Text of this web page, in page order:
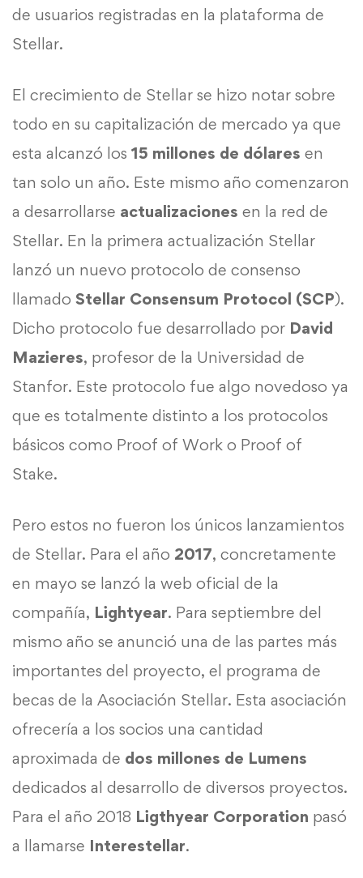
de usuarios registradas en la plataforma de
Stellar.
El crecimiento de Stellar se hizo notar sobre
todo en su capitalización de mercado ya que
esta alcanzó los 15 millones de dólares en
tan solo un año. Este mismo año comenzaron
a desarrollarse actualizaciones en la red de
Stellar. En la primera actualización Stellar
lanzó un nuevo protocolo de consenso
llamado Stellar Consensum Protocol (SCP).
Dicho protocolo fue desarrollado por David
Mazieres, profesor de la Universidad de
Stanfor. Este protocolo fue algo novedoso ya
que es totalmente distinto a los protocolos
básicos como Proof of Work o Proof of
Stake.
Pero estos no fueron los únicos lanzamientos
de Stellar. Para el año 2017, concretamente
en mayo se lanzó la web oficial de la
compañía, Lightyear. Para septiembre del
mismo año se anunció una de las partes más
importantes del proyecto, el programa de
becas de la Asociación Stellar. Esta asociación
ofrecería a los socios una cantidad
aproximada de dos millones de Lumens
dedicados al desarrollo de diversos proyectos.
Para el año 2018 Ligthyear Corporation pasó
a llamarse Interestellar.